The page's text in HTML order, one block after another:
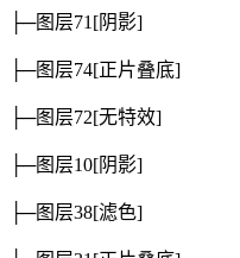
├─图层71[阴影]
├─图层74[正片叠底]
├─图层72[无特效]
├─图层10[阴影]
├─图层38[滤色]